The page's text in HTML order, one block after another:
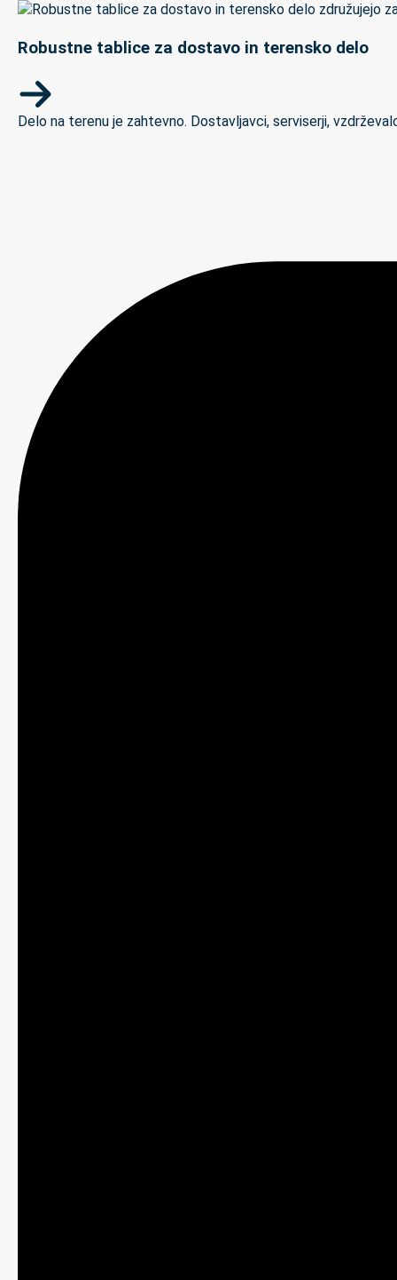
Robustne tablice za dostavo in terensko delo
Delo na terenu je zahtevno. Dostavljavci, serviserji,